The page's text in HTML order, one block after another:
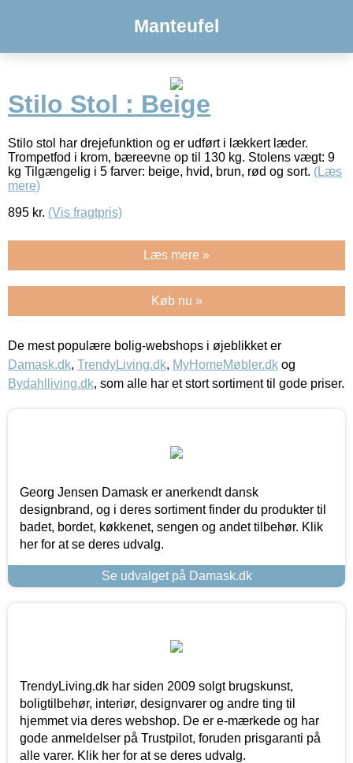
Manteufel
Stilo Stol : Beige
Stilo stol har drejefunktion og er udført i lækkert læder.
Trompetfod i krom, bæreevne op til 130 kg. Stolens vægt: 9
kg Tilgængelig i 5 farver: beige, hvid, brun, rød og sort. (Læs
mere)
895 kr. (Vis fragtpris)
Læs mere »
Køb nu »
De mest populære bolig-webshops i øjeblikket er
Damask.dk, TrendyLiving.dk, MyHomeMøbler.dk og
Bydahlliving.dk, som alle har et stort sortiment til gode priser.
Georg Jensen Damask er anerkendt dansk
designbrand, og i deres sortiment finder du produkter til
badet, bordet, køkkenet, sengen og andet tilbehør. Klik
her for at se deres udvalg.
Se udvalget på Damask.dk
TrendyLiving.dk har siden 2009 solgt brugskunst,
boligtilbehør, interiør, designvarer og andre ting til
hjemmet via deres webshop. De er e-mærkede og har
gode anmeldelser på Trustpilot, foruden prisgaranti på
alle varer. Klik her for at se deres udvalg.